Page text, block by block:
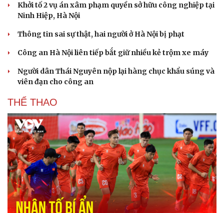
Khởi tố 2 vụ án xâm phạm quyền sở hữu công nghiệp tại
Ninh Hiệp, Hà Nội
Thông tin sai sự thật, hai người ở Hà Nội bị phạt
Công an Hà Nội liên tiếp bắt giữ nhiều kẻ trộm xe máy
Người dân Thái Nguyên nộp lại hàng chục khẩu súng và
viên đạn cho công an
THỂ THAO